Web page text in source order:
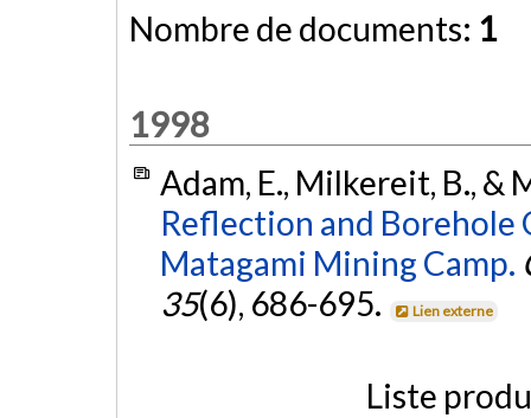
Nombre de documents: 1
1998
Adam, E., Milkereit, B., &
Reflection and Borehole
Matagami Mining Camp.
35(6), 686-695. Lien externe
Liste